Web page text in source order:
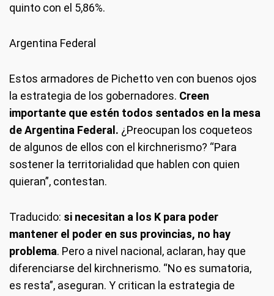
quinto con el 5,86%.
Argentina Federal
Estos armadores de Pichetto ven con buenos ojos
la estrategia de los gobernadores. Creen
importante que estén todos sentados en la mesa
de Argentina Federal. ¿Preocupan los coqueteos
de algunos de ellos con el kirchnerismo? “Para
sostener la territorialidad que hablen con quien
quieran”, contestan.
Traducido: si necesitan a los K para poder
mantener el poder en sus provincias, no hay
problema. Pero a nivel nacional, aclaran, hay que
diferenciarse del kirchnerismo. “No es sumatoria,
es resta”, aseguran. Y critican la estrategia de